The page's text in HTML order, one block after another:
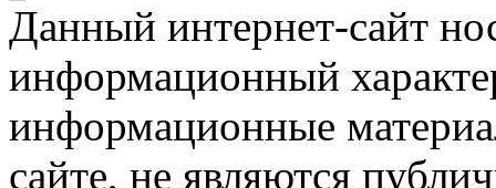
Данный интернет-сайт
информационный
информационные
сайте, не являются